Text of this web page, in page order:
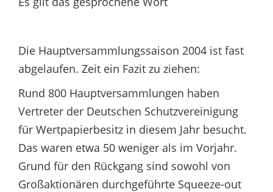
Die Hauptversammlungssaison 2004 ist fast
abgelaufen. Zeit ein Fazit zu ziehen:
Rund 800 Hauptversammlungen haben
Vertreter der Deutschen Schutzvereinigung
für Wertpapierbesitz in diesem Jahr besucht.
Das waren etwa 50 weniger als im Vorjahr.
Grund für den Rückgang sind sowohl von
Großaktionären durchgeführte Squeeze-out